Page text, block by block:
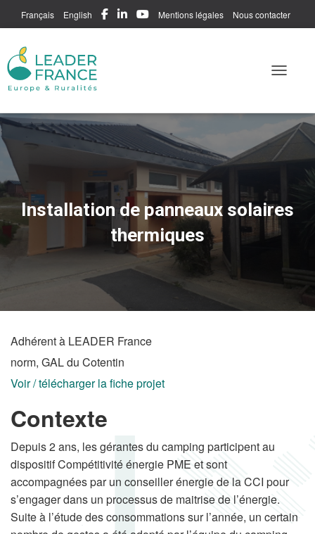
Français English Mentions légales Nous contacter
Installation de panneaux solaires
thermiques
Adhérent à LEADER France
norm, GAL du Cotentin
Voir / télécharger la fiche projet
Contexte
Depuis 2 ans, les gérantes du camping participent au
dispositif Compétitivité énergie PME et sont
accompagnées par un conseiller énergie de la CCI pour
s’engager dans un processus de maitrise de l’énergie.
Suite à l’étude des consommations sur l’année, un certain